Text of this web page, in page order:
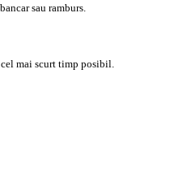
sau ramburs.
mai scurt timp posibil.